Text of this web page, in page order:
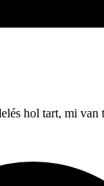
hol tart, mi van